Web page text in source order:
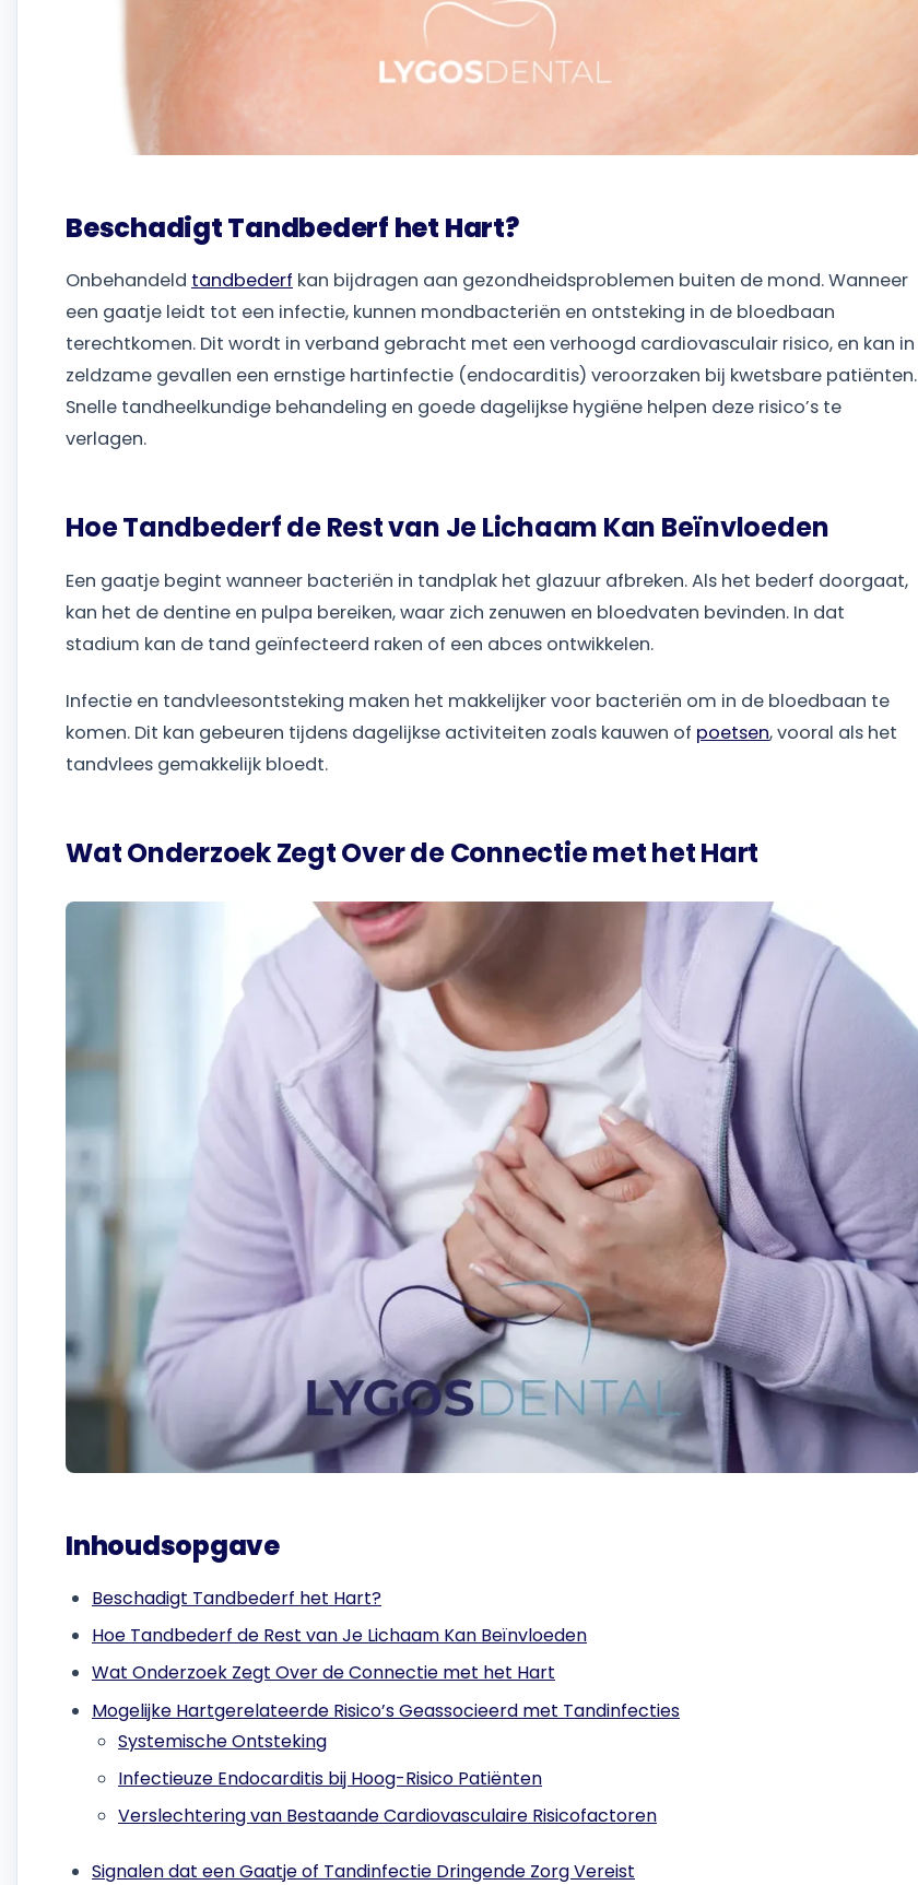
Beschadigt Tandbederf het Hart?
Onbehandeld tandbederf kan bijdragen aan gezondheidsproblemen buiten de mond. Wanneer
een gaatje leidt tot een infectie, kunnen mondbacteriën en ontsteking in de bloedbaan
terechtkomen. Dit wordt in verband gebracht met een verhoogd cardiovasculair risico, en kan in
zeldzame gevallen een ernstige hartinfectie (endocarditis) veroorzaken bij kwetsbare patiënten.
Snelle tandheelkundige behandeling en goede dagelijkse hygiëne helpen deze risico’s te
verlagen.
Hoe Tandbederf de Rest van Je Lichaam Kan Beïnvloeden
Een gaatje begint wanneer bacteriën in tandplak het glazuur afbreken. Als het bederf doorgaat,
kan het de dentine en pulpa bereiken, waar zich zenuwen en bloedvaten bevinden. In dat
stadium kan de tand geïnfecteerd raken of een abces ontwikkelen.
Infectie en tandvleesontsteking maken het makkelijker voor bacteriën om in de bloedbaan te
komen. Dit kan gebeuren tijdens dagelijkse activiteiten zoals kauwen of poetsen, vooral als het
tandvlees gemakkelijk bloedt.
Wat Onderzoek Zegt Over de Connectie met het Hart
Inhoudsopgave
Beschadigt Tandbederf het Hart?
Hoe Tandbederf de Rest van Je Lichaam Kan Beïnvloeden
Wat Onderzoek Zegt Over de Connectie met het Hart
Mogelijke Hartgerelateerde Risico’s Geassocieerd met Tandinfecties
Systemische Ontsteking
Infectieuze Endocarditis bij Hoog-Risico Patiënten
Verslechtering van Bestaande Cardiovasculaire Risicofactoren
Signalen dat een Gaatje of Tandinfectie Dringende Zorg Vereist